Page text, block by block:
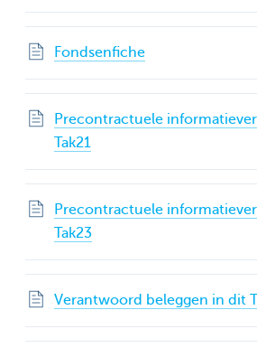
Fondsenfiche
Precontractuele
Tak21
Precontractuele
Tak23
Verantwoord beleggen in dit